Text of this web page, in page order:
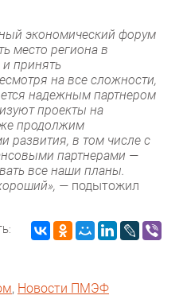
экономический форум
место региона в
и принять
на все сложности,
надежным партнером
проекты на
продолжим
развития, в том числе с
партнерами —
все наши планы.
— подытожил
, Новости ПМЭФ